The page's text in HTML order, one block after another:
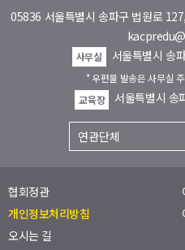
05836 서울특별시 송파구 법원로
사무실 서울특별시 송
* 우편물 발송은 사무실
교육장
서울특별시 송
협회정관
개인정보처리방침
오시는 길